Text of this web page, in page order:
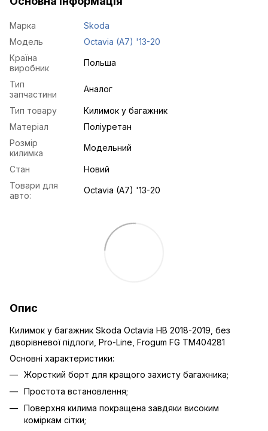
Марка
Skoda
Модель
Octavia (A7) '13-20
Країна
виробник
Польша
Тип
запчастини
Аналог
Тип товару
Килимок у багажник
Матеріал
Поліуретан
Розмір
килимка
Модельний
Стан
Новий
Товари для
авто:
Octavia (A7) '13-20
Опис
Килимок у багажник Skoda Octavia HB 2018-2019, без
дворівневої підлоги, Pro-Line, Frogum FG TM404281
Основні характеристики:
Жорсткий борт для кращого захисту багажника;
Простота встановлення;
Поверхня килима покращена завдяки високим
коміркам сітки;